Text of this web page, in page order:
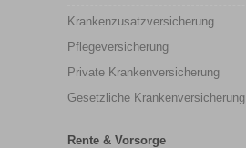
Krankenzusatzversicherung
Pflegeversicherung
Private Krankenversicherung
Gesetzliche Krankenversicherung
Rente & Vorsorge